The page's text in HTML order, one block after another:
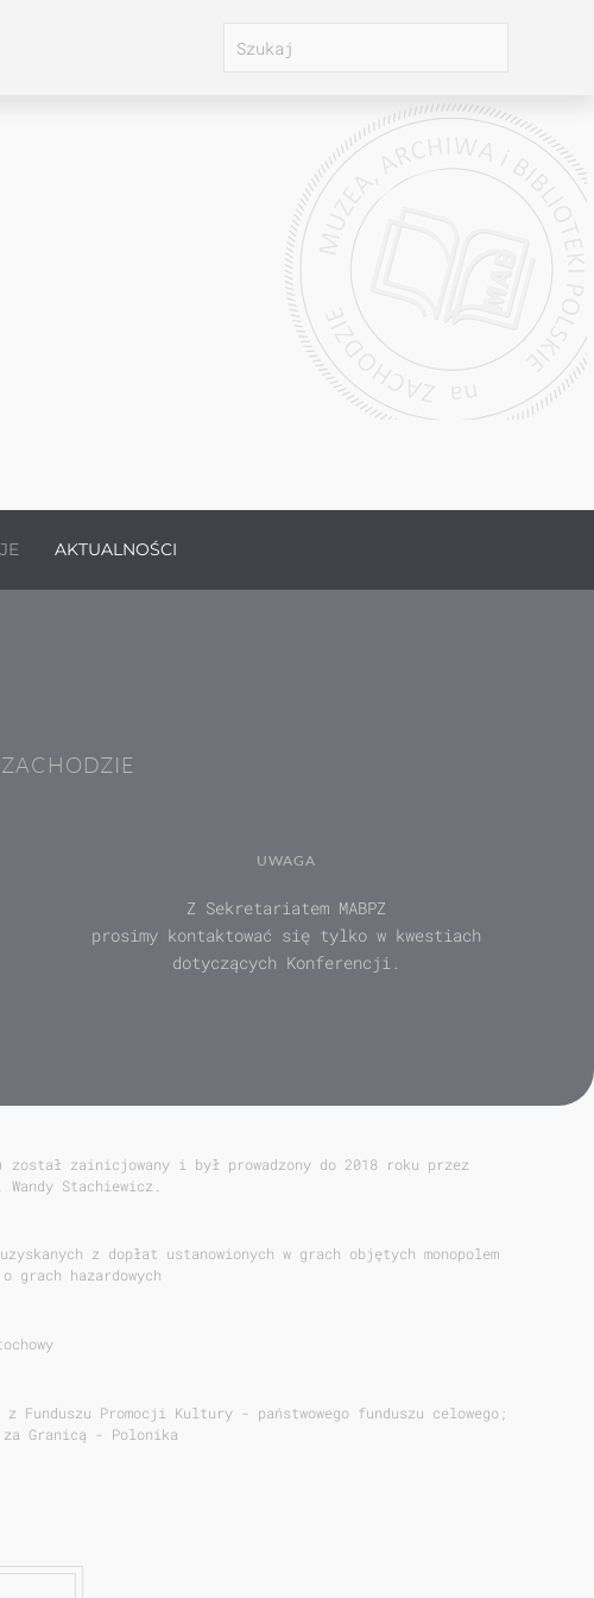
AKTUALNOŚCI
UWAGA
Z Sekretariatem MABPZ
prosimy kontaktować się tylko w kwestiach
dotyczących Konferencji.
zainicjowany i był prowadzony do 2018 roku przez
Stachiewicz.
z dopłat ustanowionych w grach objętych monopolem
hazardowych
Promocji Kultury - państwowego funduszu celowego;
Granicą - Polonika